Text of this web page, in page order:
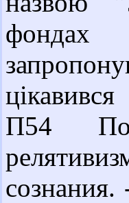
П54